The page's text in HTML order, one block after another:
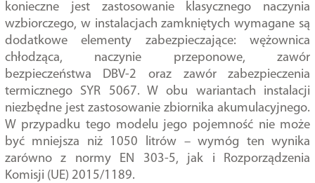
konieczne jest zastosowanie klasycznego naczynia
wzbiorczego, w instalacjach zamkniętych wymagane są
dodatkowe elementy zabezpieczające: wężownica
chłodząca, naczynie przeponowe, zawór
bezpieczeństwa DBV-2 oraz zawór zabezpieczenia
termicznego SYR 5067. W obu wariantach instalacji
niezbędne jest zastosowanie zbiornika akumulacyjnego.
W przypadku tego modelu jego pojemność nie może
być mniejsza niż 1050 litrów – wymóg ten wynika
zarówno z normy EN 303-5, jak i Rozporządzenia
Komisji (UE) 2015/1189.